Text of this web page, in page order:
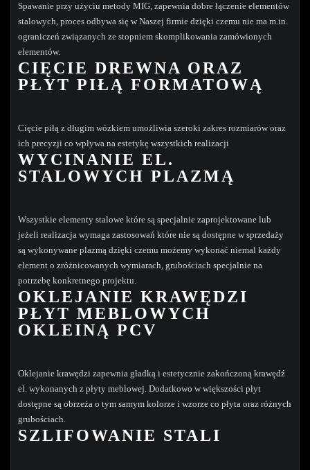
Spawanie przy użyciu metody MIG, zapewnia dobre łączenie elementów
stalowych, proces odbywa się w Naszej firmie dzięki czemu nie ma m.in.
ograniczeń związanych ze stopniem skomplikowania zamówionych
elementów.
CIĘCIE DREWNA ORAZ
PŁYT PIŁĄ FORMATOWĄ
Cięcie piłą z długim wózkiem umożliwia szeroki zakres rozmiarów oraz
ich precyzji co wpływa na estetykę wszystkich realizacji
WYCINANIE EL.
STALOWYCH PLAZMĄ
Wszystkie elementy stalowe które są specjalnie zaprojektowane lub
jeżeli realizacja wymaga zastosowań które nie są dostępne w sprzedaży
są wykonywane plazmą dzięki czemu możemy wykonać niemal każdy
element o zróżnicowanych wymiarach, grubościach specjalnie na
potrzebę konkretnego projektu.
OKLEJANIE KRAWĘDZI
PŁYT MEBLOWYCH
OKLEINĄ PCV
Oklejanie krawędzi zapewnia gładką i estetycznie zakończoną krawędź
el. wykonanych z płyty meblowej. Dodatkowo w większości płyt
dostępne są obrzeża o tym samym kolorze i wzorze co płyta oraz różnych
grubościach.
SZLIFOWANIE STALI